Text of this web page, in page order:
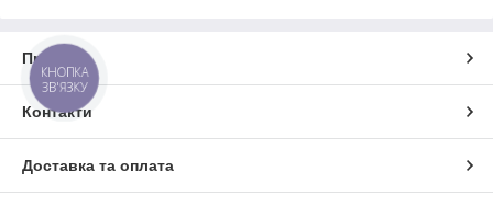
Про нас
Контакти
Доставка та оплата
КНОПКА
ЗВ'ЯЗКУ